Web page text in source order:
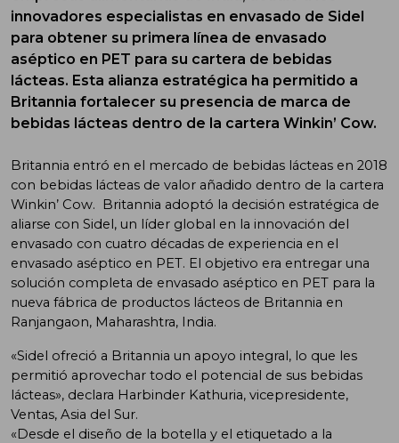
innovadores especialistas en envasado de Sidel
para obtener su primera línea de envasado
aséptico en PET para su cartera de bebidas
lácteas. Esta alianza estratégica ha permitido a
Britannia fortalecer su presencia de marca de
bebidas lácteas dentro de la cartera Winkin’ Cow.
Britannia entró en el mercado de bebidas lácteas en 2018
con bebidas lácteas de valor añadido dentro de la cartera
Winkin’ Cow. Britannia adoptó la decisión estratégica de
aliarse con Sidel, un líder global en la innovación del
envasado con cuatro décadas de experiencia en el
envasado aséptico en PET. El objetivo era entregar una
solución completa de envasado aséptico en PET para la
nueva fábrica de productos lácteos de Britannia en
Ranjangaon, Maharashtra, India.
«Sidel ofreció a Britannia un apoyo integral, lo que les
permitió aprovechar todo el potencial de sus bebidas
lácteas», declara Harbinder Kathuria, vicepresidente,
Ventas, Asia del Sur.
«Desde el diseño de la botella y el etiquetado a la